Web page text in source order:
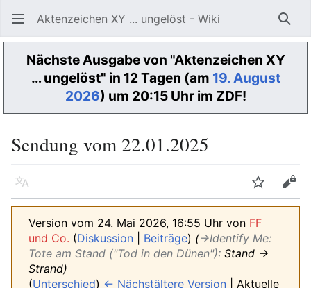
Aktenzeichen XY ... ungelöst - Wiki
Nächste Ausgabe von "Aktenzeichen XY
… ungelöst" in 12 Tagen (am 19. August
2026) um 20:15 Uhr im ZDF!
Sendung vom 22.01.2025
Sprache
Version vom 24. Mai 2026, 16:55 Uhr von FF
und Co. (Diskussion Beiträge) (→‎Identify Me:
Tote am Stand ("Tod in den Dünen"): Stand →
Strand)
(Unterschied) ← Nächstältere Version | Aktuelle